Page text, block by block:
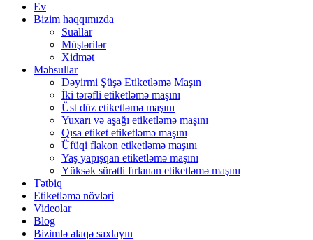
Ev
Bizim haqqımızda
Suallar
Müştərilər
Xidmət
Məhsullar
Dəyirmi Şüşə Etiketləmə Maşın
İki tərəfli etiketləmə maşını
Üst düz etiketləmə maşını
Yuxarı və aşağı etiketləmə maşını
Qısa etiket etiketləmə maşını
Üfüqi flakon etiketləmə maşını
Yaş yapışqan etiketləmə maşını
Yüksək sürətli fırlanan etiketləmə maşını
Tətbiq
Etiketləmə növləri
Videolar
Blog
Bizimlə əlaqə saxlayın